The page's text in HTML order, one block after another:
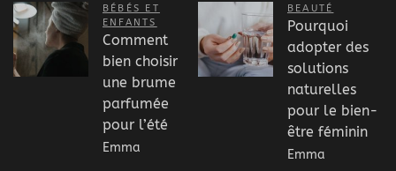
BÉBÉS ET
ENFANTS
Comment
bien choisir
une brume
parfumée
pour l’été
Emma
BEAUTÉ
Pourquoi
adopter des
solutions
naturelles
pour le bien-
être féminin
Emma